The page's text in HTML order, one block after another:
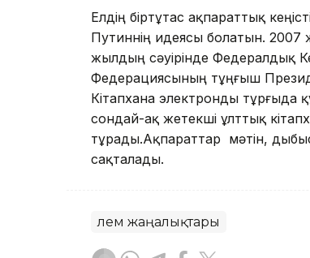
Елдің біртұтас ақпараттық
Путиннің идеясы болатын. 2007
жылдың сәуірінде Федералдық
Федерациясының тұңғыш
Кітапхана электронды тұрғыда
сондай-ақ жетекші ұлттық
тұрады.Ақпараттар мәтін,
сақталады.
Әлем жаңалықтары